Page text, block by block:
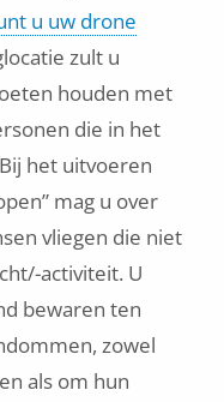
u uw drone
zult u
houden met
die in het
het uitvoeren
mag u over
vliegen die niet
activiteit. U
bewaren ten
zowel
als om hun